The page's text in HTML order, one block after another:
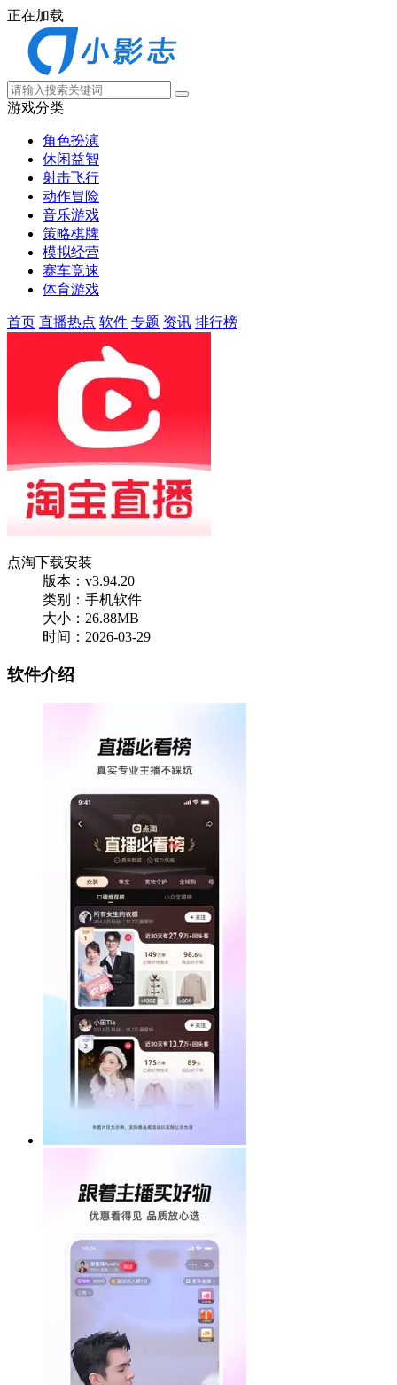
正在加载
游戏分类
角色扮演
休闲益智
射击飞行
动作冒险
音乐游戏
策略棋牌
模拟经营
赛车竞速
体育游戏
首页 直播热点 软件 专题 资讯 排行榜
点淘下载安装
版本：v3.94.20
类别：手机软件
大小：26.88MB
时间：2026-03-29
软件介绍